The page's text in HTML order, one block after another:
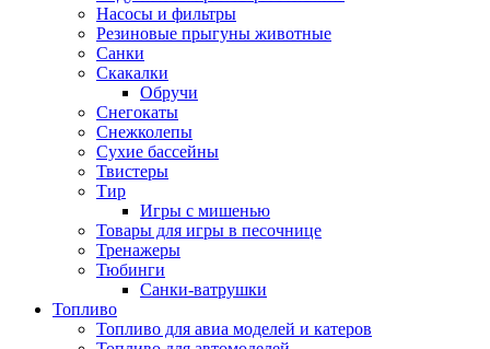
Насосы и фильтры
Резиновые прыгуны животные
Санки
Скакалки
Обручи
Снегокаты
Снежколепы
Сухие бассейны
Твистеры
Тир
Игры с мишенью
Товары для игры в песочнице
Тренажеры
Тюбинги
Санки-ватрушки
Топливо
Топливо для авиа моделей и катеров